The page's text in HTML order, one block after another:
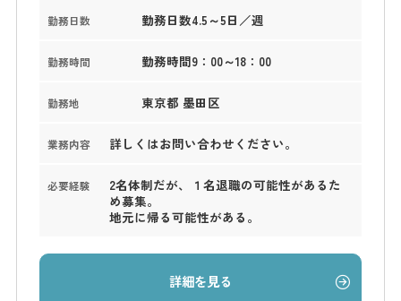
勤務日数 勤務日数4.5～5日／週
勤務時間 勤務時間9：00～18：00
勤務地 東京都 墨田区
業務内容 詳しくはお問い合わせください。
必要経験
2名体制だが、１名退職の可能性があるた
め募集。
地元に帰る可能性がある。
詳細を見る